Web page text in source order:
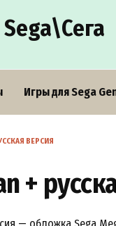
Игры для Sega
ВЕРСИЯ
+